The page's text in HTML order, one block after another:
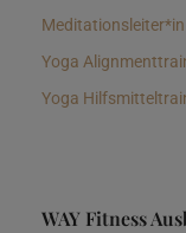
Yoga
Yoga
WAY Fitness